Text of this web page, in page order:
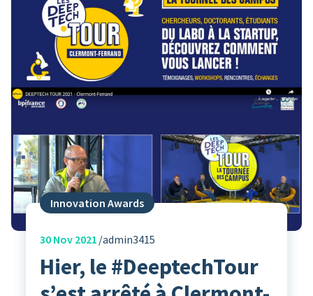
Innovation Awards
30Nov 2021 admin3415
Hier, le #DeeptechTour